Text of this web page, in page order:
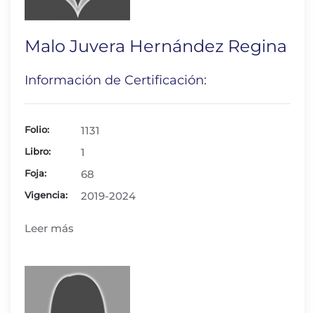
Malo Juvera Hernández Regina
Información de Certificación:
Folio: 1131
Libro: 1
Foja: 68
Vigencia: 2019-2024
Leer más